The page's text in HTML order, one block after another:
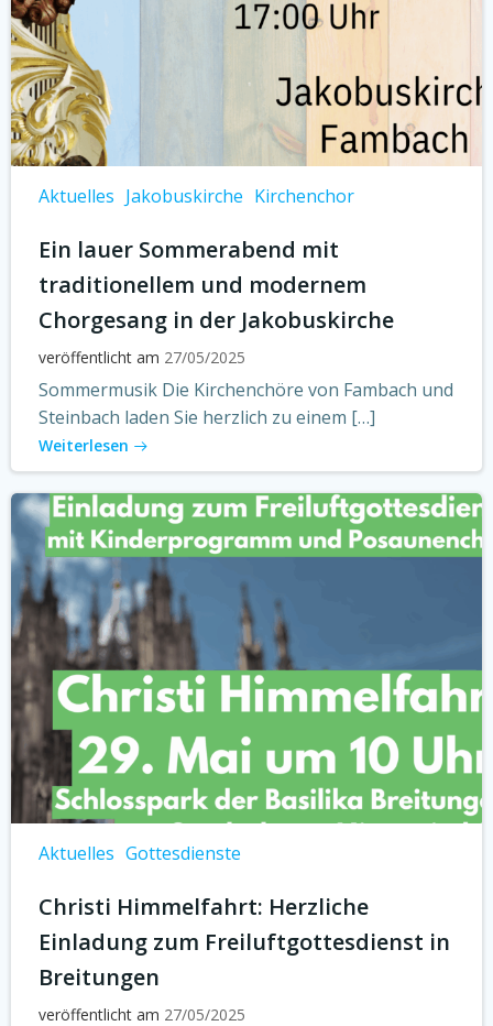
Aktuelles Jakobuskirche Kirchenchor
Ein lauer Sommerabend mit
traditionellem und modernem
Chorgesang in der Jakobuskirche
veröffentlicht am 27/05/2025
Sommermusik Die Kirchenchöre von Fambach und
Steinbach laden Sie herzlich zu einem […]
Weiterlesen
Aktuelles Gottesdienste
Christi Himmelfahrt: Herzliche
Einladung zum Freiluftgottesdienst in
Breitungen
veröffentlicht am 27/05/2025